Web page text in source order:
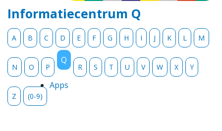
Nieuws
Contact
Informatiecentrum Q
A B C D E F G H I J K L M
N O P
Q
R S T U V W X Y
Z (0-9)
Apps